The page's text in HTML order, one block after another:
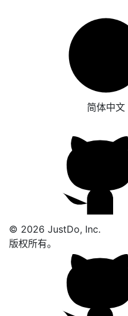
简体中文
© 2026 JustDo, Inc.
版权所有。